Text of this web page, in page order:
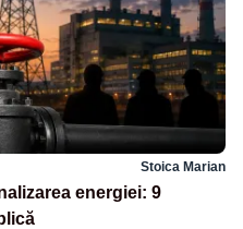
Stoica Marian
energiei: 9